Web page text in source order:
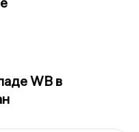
WB в